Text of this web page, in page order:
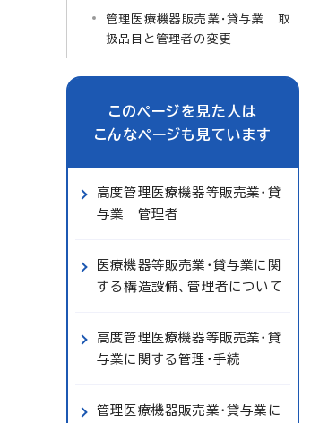
管理医療機器販売業・貸与業 取
扱品目と管理者の変更
このページを見た人は
こんなページも見ています
高度管理医療機器等販売業・貸
与業 管理者
医療機器等販売業・貸与業に関
する構造設備、管理者について
高度管理医療機器等販売業・貸
与業に関する管理・手続
管理医療機器販売業・貸与業に